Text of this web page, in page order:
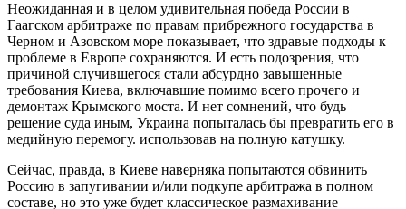
Неожиданная и в целом удивительная победа России в
Гаагском арбитраже по правам прибрежного государства в
Черном и Азовском море показывает, что здравые подходы к
проблеме в Европе сохраняются. И есть подозрения, что
причиной случившегося стали абсурдно завышенные
требования Киева, включавшие помимо всего прочего и
демонтаж Крымского моста. И нет сомнений, что будь
решение суда иным, Украина попыталась бы превратить его в
медийную перемогу. использовав на полную катушку.
Сейчас, правда, в Киеве наверняка попытаются обвинить
Россию в запугивании и/или подкупе арбитража в полном
составе, но это уже будет классическое размахивание